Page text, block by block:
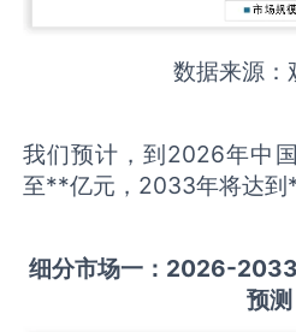
数据来源：
我们预计，到2026年中
至**亿元，2033年将达到
细分市场一： 2026-20
预测